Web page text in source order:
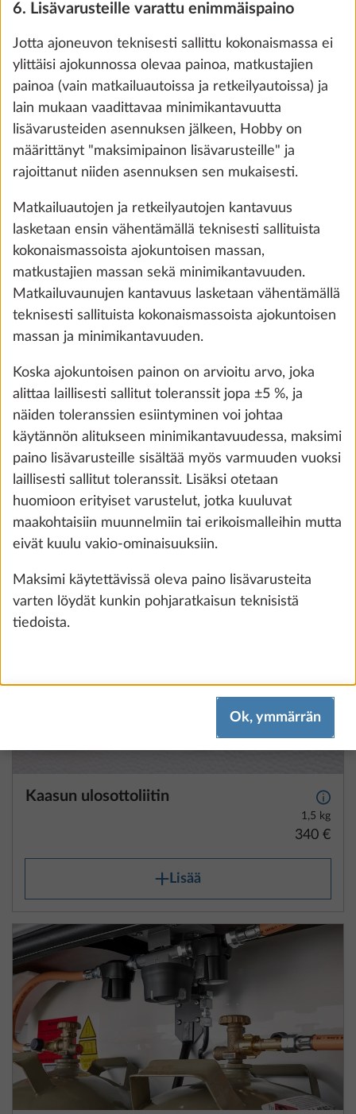
City-vesiliitäntä
Lisää
Vesipumppu lisäkatkaisijalla
Lisää
Kaasun ulosottoliitin
1,5 kg
340 €
Lisää
6. Lisävarusteille varattu enimmäispaino
Jotta ajoneuvon teknisesti sallittu kokonaismassa ei
ylittäisi ajokunnossa olevaa painoa, matkustajien
painoa (vain matkailuautoissa ja retkeilyautoissa) ja
lain mukaan vaadittavaa minimikantavuutta
lisävarusteiden asennuksen jälkeen, Hobby on
määrittänyt "maksimipainon lisävarusteille" ja
rajoittanut niiden asennuksen sen mukaisesti.
Matkailuautojen ja retkeilyautojen kantavuus
lasketaan ensin vähentämällä teknisesti sallituista
kokonaismassoista ajokuntoisen massan,
matkustajien massan sekä minimikantavuuden.
Matkailuvaunujen kantavuus lasketaan vähentämällä
teknisesti sallituista kokonaismassoista ajokuntoisen
massan ja minimikantavuuden.
Koska ajokuntoisen painon on arvioitu arvo, joka
alittaa laillisesti sallitut toleranssit jopa ±5 %, ja
näiden toleranssien esiintyminen voi johtaa
käytännön alitukseen minimikantavuudessa, maksimi
paino lisävarusteille sisältää myös varmuuden vuoksi
laillisesti sallitut toleranssit. Lisäksi otetaan
huomioon erityiset varustelut, jotka kuuluvat
maakohtaisiin muunnelmiin tai erikoismalleihin mutta
eivät kuulu vakio-ominaisuuksiin.
Maksimi käytettävissä oleva paino lisävarusteita
varten löydät kunkin pohjaratkaisun teknisistä
tiedoista.
Ok, ymmärrän